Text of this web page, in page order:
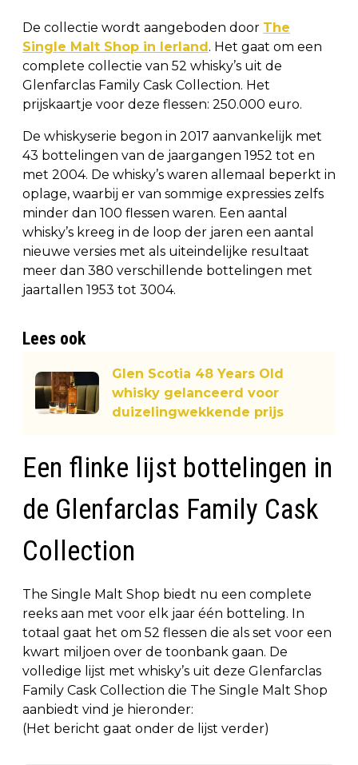
De collectie wordt aangeboden door The
Single Malt Shop in Ierland. Het gaat om een
complete collectie van 52 whisky’s uit de
Glenfarclas Family Cask Collection. Het
prijskaartje voor deze flessen: 250.000 euro.
De whiskyserie begon in 2017 aanvankelijk met
43 bottelingen van de jaargangen 1952 tot en
met 2004. De whisky’s waren allemaal beperkt in
oplage, waarbij er van sommige expressies zelfs
minder dan 100 flessen waren. Een aantal
whisky’s kreeg in de loop der jaren een aantal
nieuwe versies met als uiteindelijke resultaat
meer dan 380 verschillende bottelingen met
jaartallen 1953 tot 3004.
Lees ook
Glen Scotia 48 Years Old
whisky gelanceerd voor
duizelingwekkende prijs
Een flinke lijst bottelingen in
de Glenfarclas Family Cask
Collection
The Single Malt Shop biedt nu een complete
reeks aan met voor elk jaar één botteling. In
totaal gaat het om 52 flessen die als set voor een
kwart miljoen over de toonbank gaan. De
volledige lijst met whisky’s uit deze Glenfarclas
Family Cask Collection die The Single Malt Shop
aanbiedt vind je hieronder:
(Het bericht gaat onder de lijst verder)